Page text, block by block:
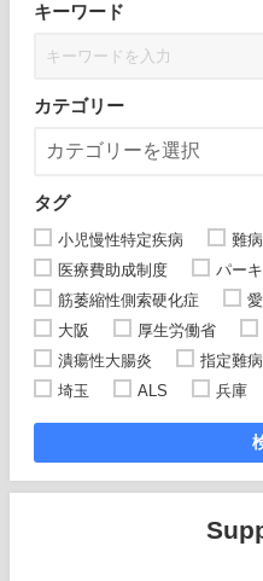
キーワード
カテゴリー
タグ
小児慢性特定疾病 難病
医療費助成制度
パー
筋萎縮性側索硬化症
大阪
厚生労働省
潰瘍性大腸炎
指定難病
埼玉
ALS 兵庫